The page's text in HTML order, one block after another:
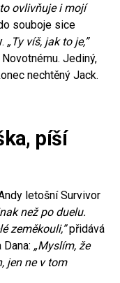
ovlivňuje i mojí
souboje sice
„Ty víš, jak to je,”
Jediný,
nechtěný Jack.
píší
letošní Survivor
než po duelu.
zeměkouli,”přidává
„Myslím, že
jen ne v tom